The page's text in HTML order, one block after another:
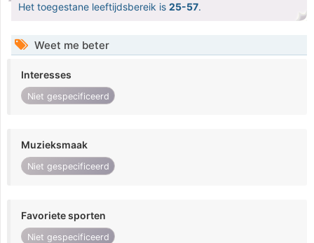
Het toegestane leeftijdsbereik is 25-57.
Weet me beter
Interesses
Niet gespecificeerd
Muzieksmaak
Niet gespecificeerd
Favoriete sporten
Niet gespecificeerd